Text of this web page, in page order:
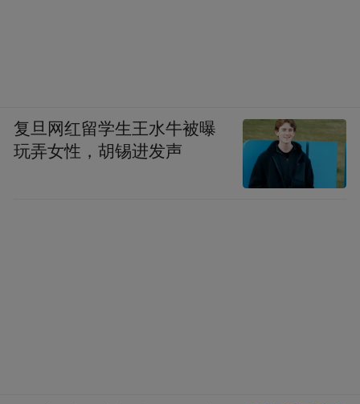
复旦网红留学生王水牛被曝
玩弄女性，胡锡进发声